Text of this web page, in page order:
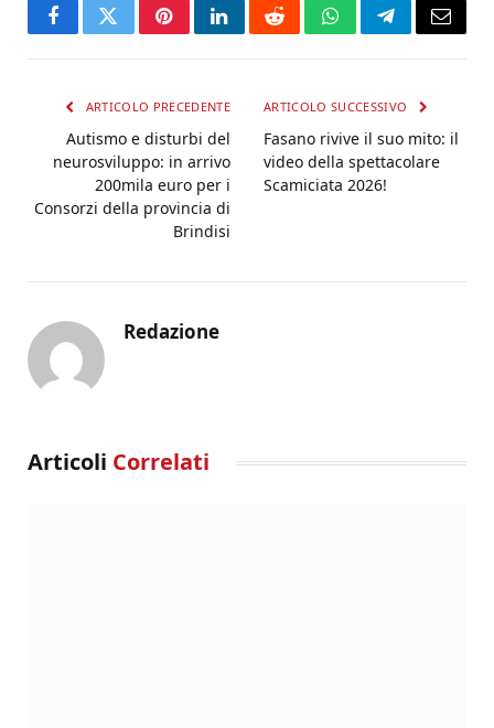
FacebookTwitterPinterestLinkedInRedditWhatsAppTelegramEmail
ARTICOLO PRECEDENTE
Autismo e disturbi del
neurosviluppo: in arrivo
200mila euro per i
Consorzi della provincia di
Brindisi
ARTICOLO SUCCESSIVO
Fasano rivive il suo mito: il
video della spettacolare
Scamiciata 2026!
Redazione
Articoli Correlati